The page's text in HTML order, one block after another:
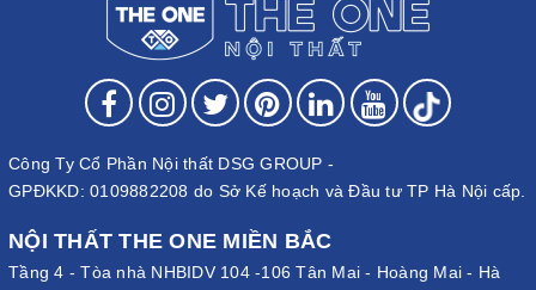
Công Ty Cổ Phần Nội thất DSG GROUP -
GPĐKKD: 0109882208 do Sở Kế hoạch và Đầu tư TP Hà Nội cấp.
NỘI THẤT THE ONE MIỀN BẮC
Tầng 4 - Tòa nhà NHBIDV 104 -106 Tân Mai - Hoàng Mai - Hà